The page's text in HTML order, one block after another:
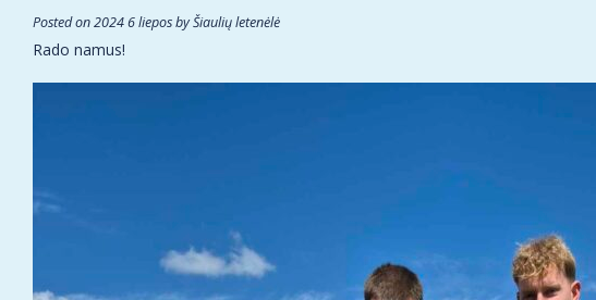
Posted on2024 6 lieposbyŠiaulių letenėlė
Rado namus!